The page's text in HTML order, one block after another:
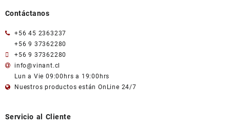
Contáctanos
+56 45 2363237
+56 9 37362280
+56 9 37362280
info@vinant.cl
Lun a Vie 09:00hrs a 19:00hrs
Nuestros productos están OnLine 24/7
Servicio al Cliente